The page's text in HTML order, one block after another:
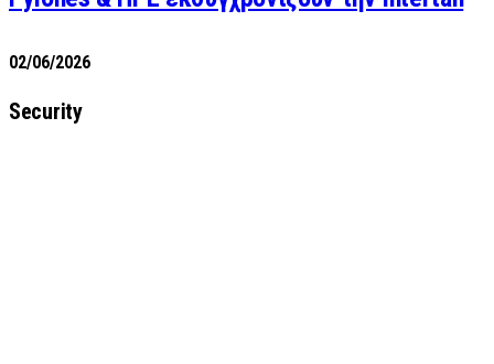
02/06/2026
Security